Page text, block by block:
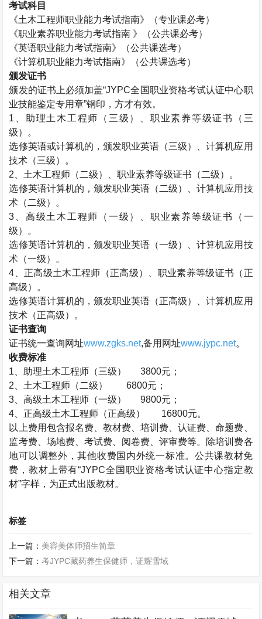
考试科目
《土木工程师职业能力考试指南》（专业课必考）
《职业素养职业能力考试指南 》（公共课必考）
《英语职业能力考试指南》（公共课选考）
《计算机职业能力考试指南》（公共课选考）
颁发证书
颁发的证书上必须加盖“JYPC全国职业资格考试认证中心职
业技能鉴定专用章”钢印，方才有效。
1、助理土木工程师
（三级）、职业素养等级证书（三
级）。
选修英语或计算机的，颁发职业英语（三级）、计算机应用
技术（三级）。
2、 土木工程师 （二级）、职业素养等级证书（二级）。
选修英语计算机的，颁发职业英语（二级）、计算机应用技
术（二级）。
3、高级土木工程师
（一级）、职业素养等级证书（一
级）。
选修英语计算机的，颁发职业英语（一级）、计算机应用技
术（一级）。
4、正高级土木工程师 （正高级）、职业素养等级证书（正
高级）。
选修英语计算机的，颁发职业英语（正高级）、计算机应用
技术（正高级）。
证书查询
证书统一查询网址www.zgks.net,备用网址www.jypc.net。
收费标准
1、助理土木工程师 （三级） 3800元；
2、 土木工程师 （二级） 6800元；
3、高级土木工程师 （一级） 9800元；
4、正高级土木工程师 （正高级）
16800元。
以上费用包含报名费、教材费、培训费、认证费、命题费、
监考费、场地费、考试费、阅卷费、评审费等。除培训费各
地可以调整外，其他收费国内外统一标准。公共课教材免
费，教材上带有“JYPC全国职业资格考试认证中心指定教
材”字样，为正式出版教材。
标签
上一篇： 美容美体师招生简章
下一篇：考JYPC藏药养生保健师，证耀雪域
相关文章